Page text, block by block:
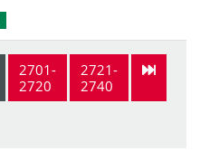
2701-
2720
2721-
2740